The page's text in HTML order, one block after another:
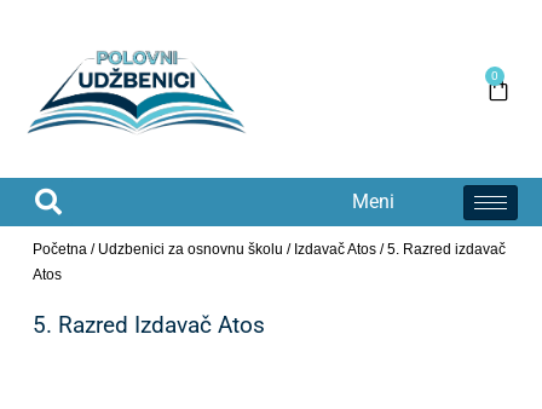
0
Meni
Početna/ Udzbenici za osnovnu školu / Izdavač Atos/ 5. Razred izdavač
Atos
5. Razred Izdavač Atos